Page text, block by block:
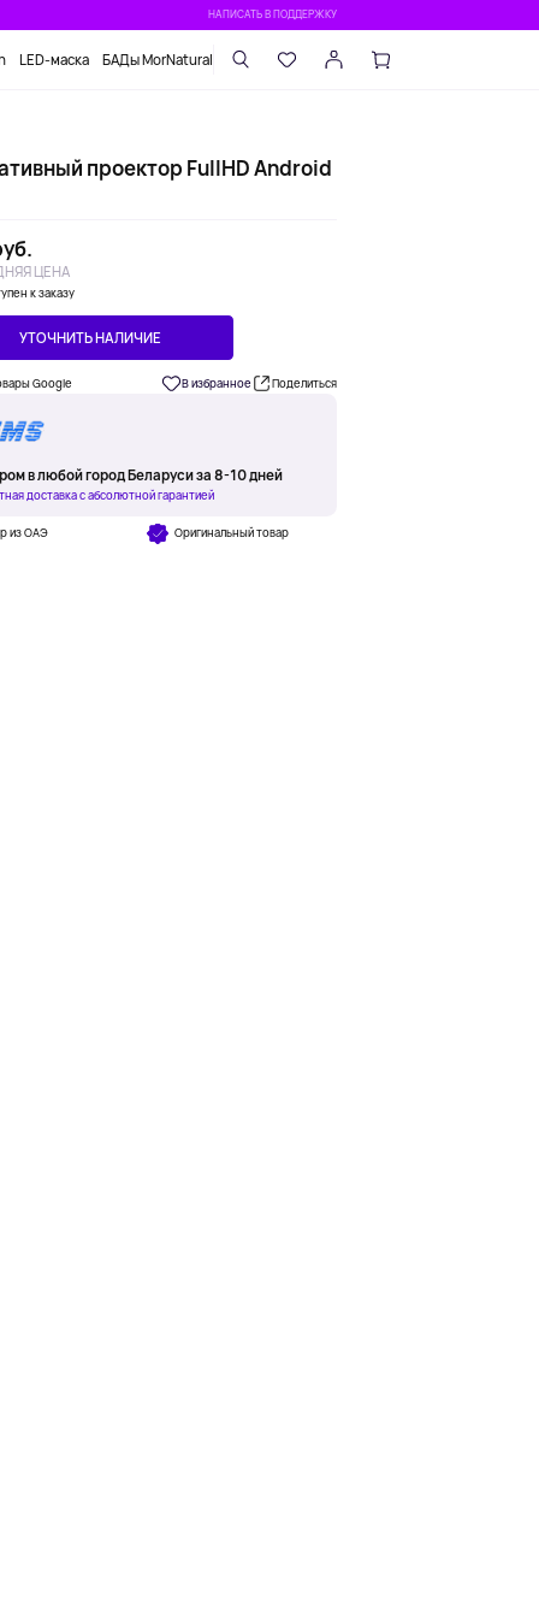
НАПИСАТЬ В ПОДДЕРЖКУ
LED-маска БАДы MorNatural
проектор FullHD Android
ЦЕНА
к заказу
УТОЧНИТЬ НАЛИЧИЕ
Google В избранное Поделиться
в любой город Беларуси за 8-10 дней
доставка с абсолютной гарантией
из ОАЭ Оригинальный товар